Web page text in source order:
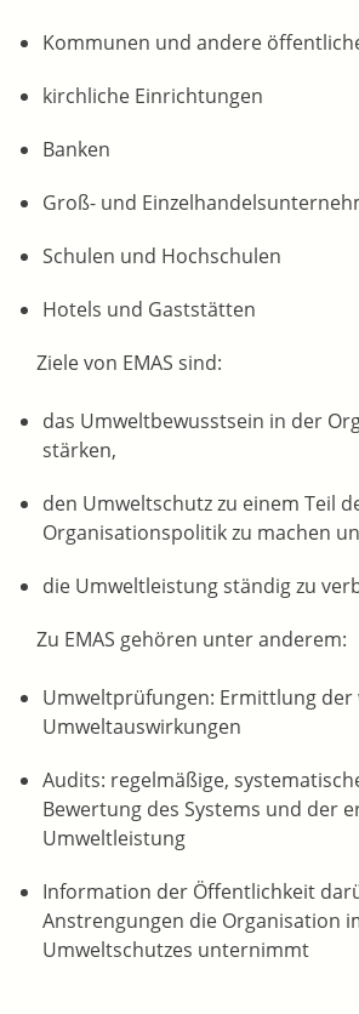
Kommunen und andere
kirchliche Einrichtungen
Banken
Groß- und
Schulen und Hochschulen
Hotels und Gaststätten
Ziele von EMAS sind:
das Umweltbewusstsein in der
stärken,
den Umweltschutz zu einem Teil
Organisationspolitik zu machen
die Umweltleistung ständig zu
Zu EMAS gehören unter anderem:
Umweltprüfungen: Ermittlung der
Umweltauswirkungen
Audits: regelmäßige,
Bewertung des Systems und der
Umweltleistung
Information der Öffentlichkeit
Anstrengungen die Organisation
Umweltschutzes unternimmt